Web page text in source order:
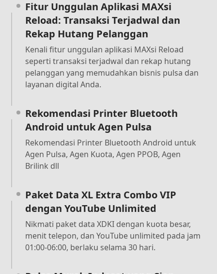
Fitur Unggulan Aplikasi MAXsi
Reload: Transaksi Terjadwal dan
Rekap Hutang Pelanggan
Kenali fitur unggulan aplikasi MAXsi Reload
seperti transaksi terjadwal dan rekap hutang
pelanggan yang memudahkan bisnis pulsa dan
layanan digital Anda.
Rekomendasi Printer Bluetooth
Android untuk Agen Pulsa
Rekomendasi Printer Bluetooth Android untuk
Agen Pulsa, Agen Kuota, Agen PPOB, Agen
Brilink dll
Paket Data XL Extra Combo VIP
dengan YouTube Unlimited
Nikmati paket data XDKI dengan kuota besar,
menit telepon, dan YouTube unlimited pada jam
01:00-06:00, berlaku selama 30 hari.